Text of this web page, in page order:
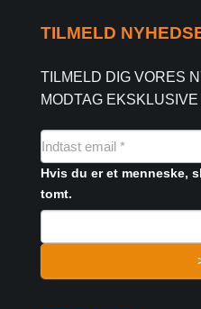
TILMELD
TILMELD DIG VORES
MODTAG
NYHEDSMAIL
FORMULAR
Hvis du er et menneske,
tomt.